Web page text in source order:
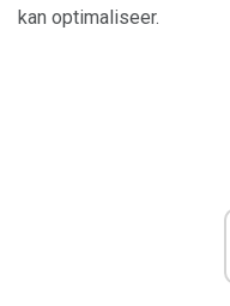
kan optimaliseer.